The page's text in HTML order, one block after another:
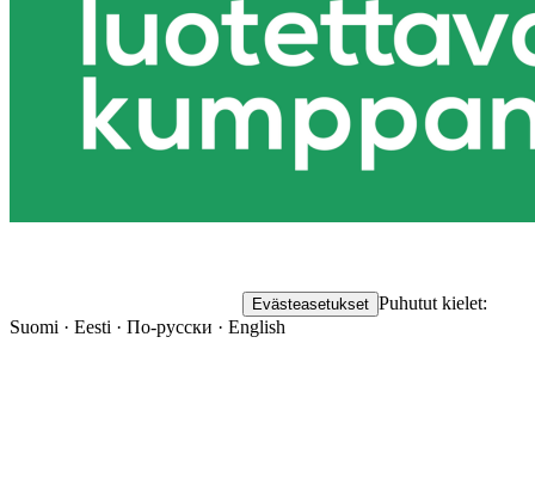
Evästeasetukset Puhutut kielet:
Suomi · Eesti · По-русски · English